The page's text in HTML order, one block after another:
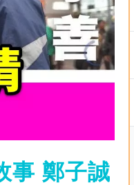
事 鄭子誠